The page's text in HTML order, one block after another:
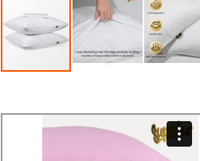
begin